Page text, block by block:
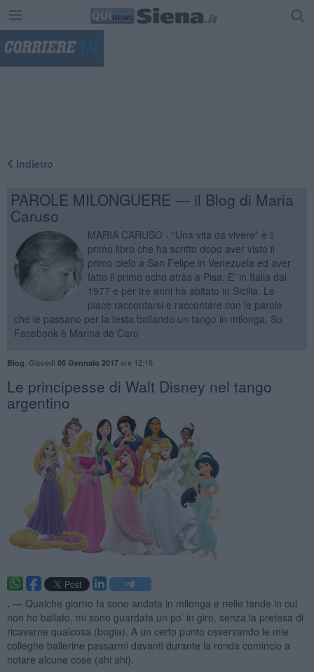
Indietro
PAROLE MILONGUERE — il Blog di Maria
Caruso
MARIA CARUSO - “Una vita da vivere” è il
primo libro che ha scritto dopo aver visto il
primo cielo a San Felipe in Venezuela ed aver
fatto il primo ocho atràs a Pisa. E' in Italia dal
1977 e per tre anni ha abitato in Sicilia. Le
piace raccontarsi e raccontare con le parole
che le passano per la testa ballando un tango in milonga. Su
Facebook è Marina de Caro
Blog Giovedì 05 Gennaio 2017ore 12:16
Le principesse di Walt Disney nel tango
argentino
. — Qualche giorno fa sono andata in milonga e nelle tande in cui
non ho ballato, mi sono guardata un po’ in giro, senza la pretesa di
ricavarne qualcosa (bugia). A un certo punto osservando le mie
colleghe ballerine passarmi davanti durante la ronda comincio a
notare alcune cose (ahi ahi).